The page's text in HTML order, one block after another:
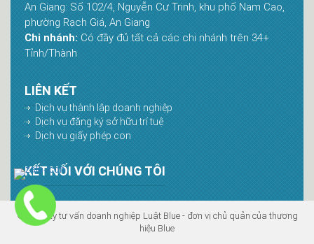
An Giang: Số 102/4, Nguyễn Cư Trinh, khu phố Nam Cao,
phường Rạch Giá, An Giang
Chi nhánh: Có đầy đủ tất cả các chi nhánh trên 34+
Tỉnh/Thành
LIÊN KẾT
Dịch vụ thành lập doanh nghiệp
Dịch vụ đăng ký sở hữu trí tuệ
Dịch vụ giấy phép con
KẾT NỐI VỚI CHÚNG TÔI
© Công ty tư vấn doanh nghiệp Luật Blue - đơn vị chủ quản của thương
hiệu Blue